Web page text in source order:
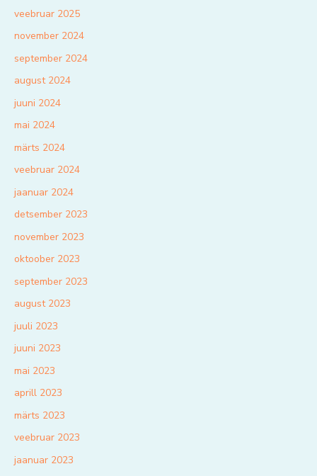
veebruar 2025
november 2024
september 2024
august 2024
juuni 2024
mai 2024
märts 2024
veebruar 2024
jaanuar 2024
detsember 2023
november 2023
oktoober 2023
september 2023
august 2023
juuli 2023
juuni 2023
mai 2023
aprill 2023
märts 2023
veebruar 2023
jaanuar 2023